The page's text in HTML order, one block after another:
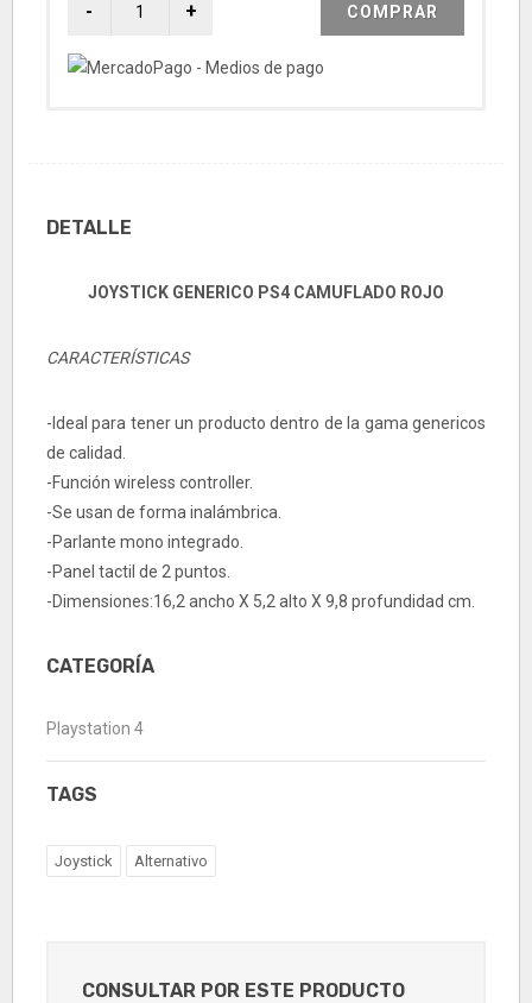
COMPRAR
DETALLE
JOYSTICK GENERICO PS4 CAMUFLADO ROJO
CARACTERÍSTICAS
-Ideal para tener un producto dentro de la gama genericos
de calidad.
-Función wireless controller.
-Se usan de forma inalámbrica.
-Parlante mono integrado.
-Panel tactil de 2 puntos.
-Dimensiones:16,2 ancho X 5,2 alto X 9,8 profundidad cm.
CATEGORÍA
Playstation 4
TAGS
Joystick Alternativo
CONSULTAR POR ESTE PRODUCTO